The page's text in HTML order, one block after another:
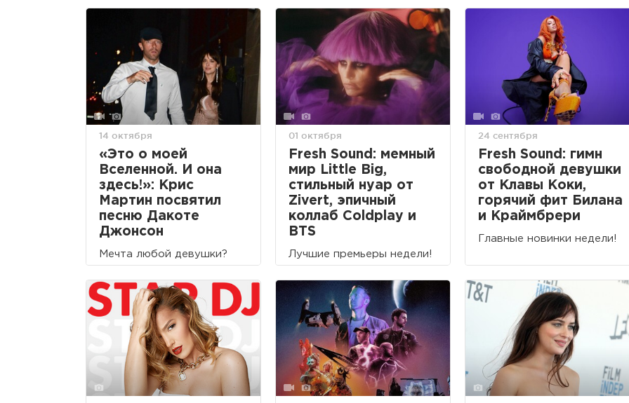
14 октября
«Это о моей
Вселенной. И она
здесь!»: Крис
Мартин посвятил
песню Дакоте
Джонсон
Мечта любой девушки?
01 октября
Fresh Sound: мемный
мир Little Big,
стильный нуар от
Zivert, эпичный
коллаб Coldplay и
BTS
Лучшие премьеры недели!
24 сентября
Fresh Sound: гимн
свободной девушки
от Клавы Коки,
горячий фит Билана
и Краймбрери
Главные новинки недели!